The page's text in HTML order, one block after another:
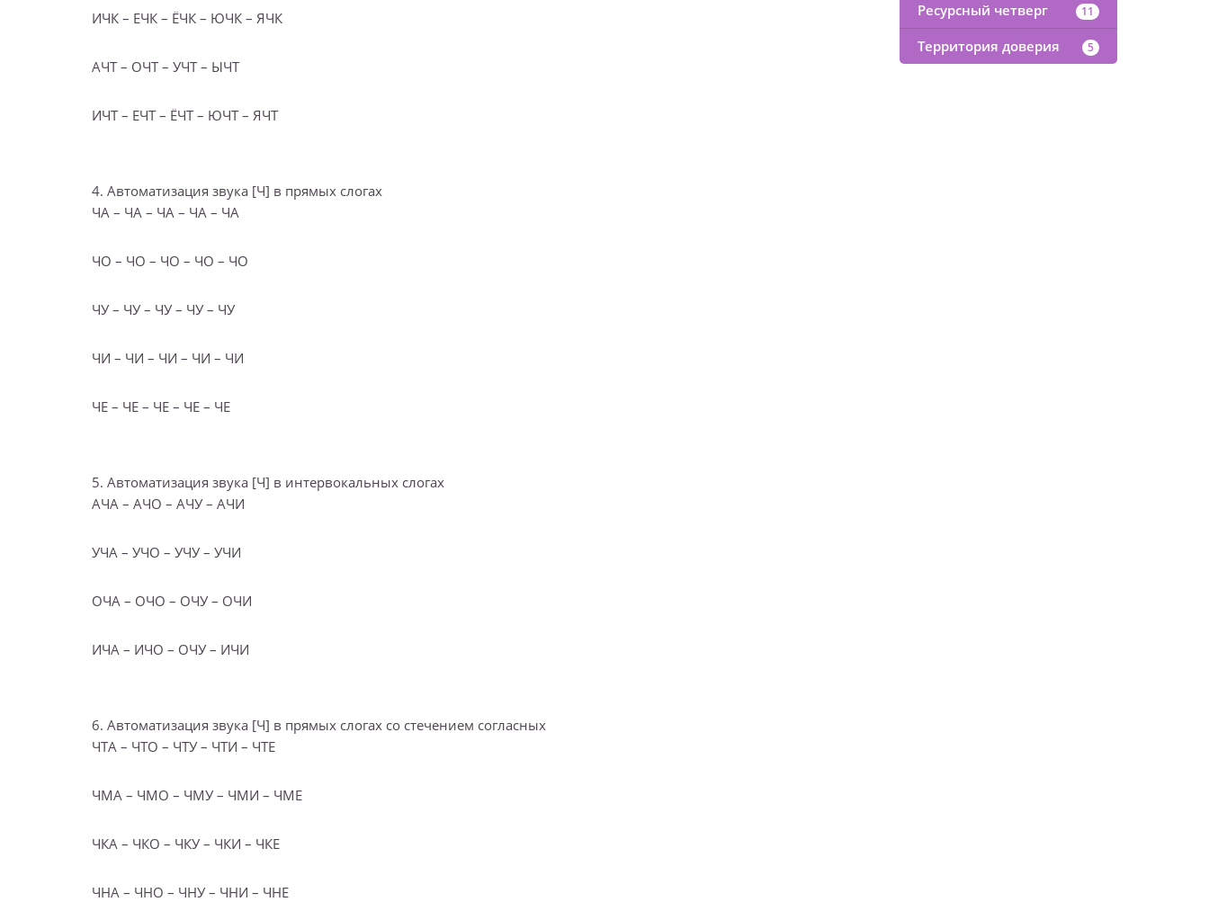
ИЧК – ЕЧК – ЁЧК – ЮЧК – ЯЧК
АЧТ – ОЧТ – УЧТ – ЫЧТ
ИЧТ – ЕЧТ – ЁЧТ – ЮЧТ – ЯЧТ
4. Автоматизация звука [Ч] в прямых слогах
ЧА – ЧА – ЧА – ЧА – ЧА
ЧО – ЧО – ЧО – ЧО – ЧО
ЧУ – ЧУ – ЧУ – ЧУ – ЧУ
ЧИ – ЧИ – ЧИ – ЧИ – ЧИ
ЧЕ – ЧЕ – ЧЕ – ЧЕ – ЧЕ
5. Автоматизация звука [Ч] в интервокальных слогах
АЧА – АЧО – АЧУ – АЧИ
УЧА – УЧО – УЧУ – УЧИ
ОЧА – ОЧО – ОЧУ – ОЧИ
ИЧА – ИЧО – ОЧУ – ИЧИ
6. Автоматизация звука [Ч] в прямых слогах со стечением согласных
ЧТА – ЧТО – ЧТУ – ЧТИ – ЧТЕ
ЧМА – ЧМО – ЧМУ – ЧМИ – ЧМЕ
ЧКА – ЧКО – ЧКУ – ЧКИ – ЧКЕ
ЧНА – ЧНО – ЧНУ – ЧНИ – ЧНЕ
Ресурсный четверг 11
Территория доверия 5